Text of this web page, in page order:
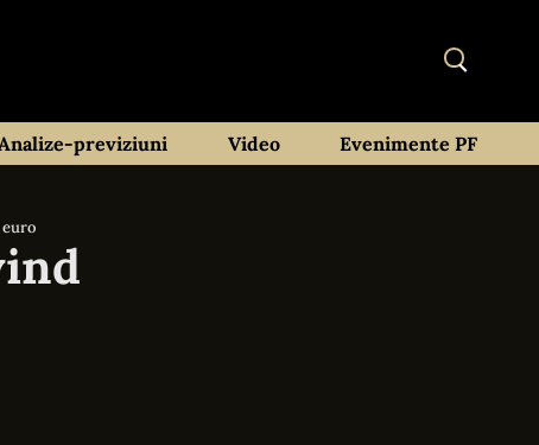
previziuni Video Evenimente PF